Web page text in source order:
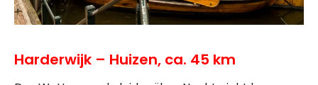
Harderwijk – Huizen, ca. 45 km